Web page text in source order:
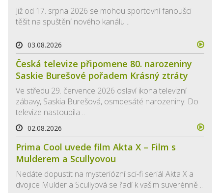
Již od 17. srpna 2026 se mohou sportovní fanoušci
těšit na spuštění nového kanálu ..
03.08.2026
Česká televize připomene 80. narozeniny
Saskie Burešové pořadem Krásný ztráty
Ve středu 29. července 2026 oslaví ikona televizní
zábavy, Saskia Burešová, osmdesáté narozeniny. Do
televize nastoupila ..
02.08.2026
Prima Cool uvede film Akta X – Film s
Mulderem a Scullyovou
Nedáte dopustit na mysteriózní sci-fi seriál Akta X a
dvojice Mulder a Scullyová se řadí k vašim suverénně ..